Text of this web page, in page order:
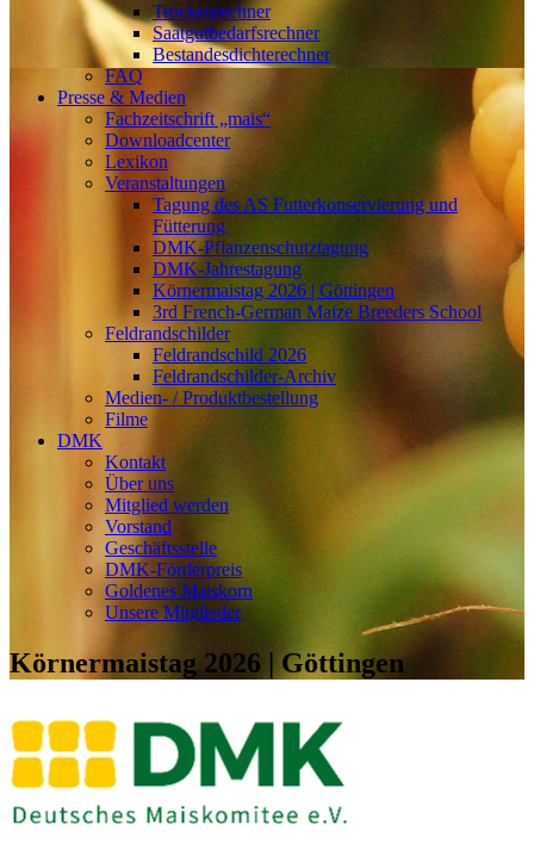
Trockenrechner
Saatgutbedarfsrechner
Bestandesdichterechner
FAQ
Presse & Medien
Fachzeitschrift „mais“
Downloadcenter
Lexikon
Veranstaltungen
Tagung des AS Futterkonservierung und
Fütterung
DMK-Pflanzenschutztagung
DMK-Jahrestagung
Körnermaistag 2026 | Göttingen
3rd French-German Maize Breeders School
Feldrandschilder
Feldrandschild 2026
Feldrandschilder-Archiv
Medien- / Produktbestellung
Filme
DMK
Kontakt
Über uns
Mitglied werden
Vorstand
Geschäftsstelle
DMK-Förderpreis
Goldenes Maiskorn
Unsere Mitglieder
Körnermaistag 2026 | Göttingen